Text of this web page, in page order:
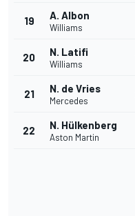
19 A. Albon
Williams
20 N. Latifi
Williams
21 N. de Vries
Mercedes
22 N. Hülkenberg
Aston Martin